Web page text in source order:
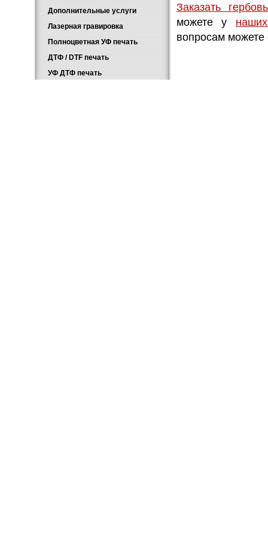
Заказать
можете у
вопросам можете
Дополнительные услуги
Лазерная гравировка
Полноцветная УФ печать
ДТФ / DTF печать
УФ ДТФ печать